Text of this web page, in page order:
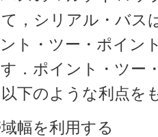
，シリアル・バス
ト・ツー・ポイン
．ポイント・ツー
下のような利点を
幅を利用する